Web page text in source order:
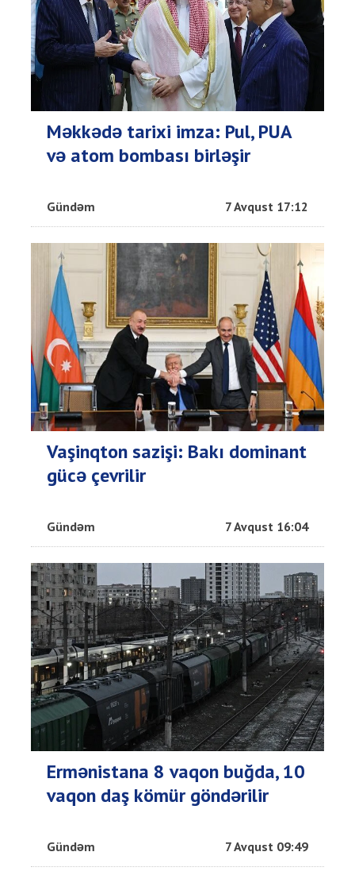
Məkkədə tarixi imza: Pul, PUA
və atom bombası birləşir
Gündəm 7 Avqust 17:12
Vaşinqton sazişi: Bakı dominant
gücə çevrilir
Gündəm 7 Avqust 16:04
Ermənistana 8 vaqon buğda, 10
vaqon daş kömür göndərilir
Gündəm 7 Avqust 09:49